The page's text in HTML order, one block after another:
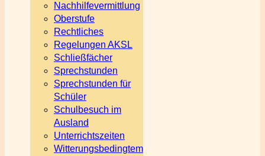
Nachhilfevermittlung
Oberstufe
Rechtliches
Regelungen AKSL
Schließfächer
Sprechstunden
Sprechstunden für
Schüler
Schulbesuch im
Ausland
Unterrichtszeiten
Witterungsbedingtem